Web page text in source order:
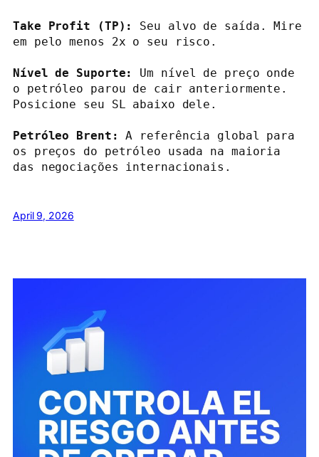
Take Profit (TP):
Seu alvo de saída. Mire
em pelo menos 2x o seu risco.
Nível de Suporte:
Um nível de preço onde
o petróleo parou de cair anteriormente.
Posicione seu SL abaixo dele.
Petróleo Brent: A referência global para
os preços do petróleo usada na maioria
das negociações internacionais.
April 9, 2026